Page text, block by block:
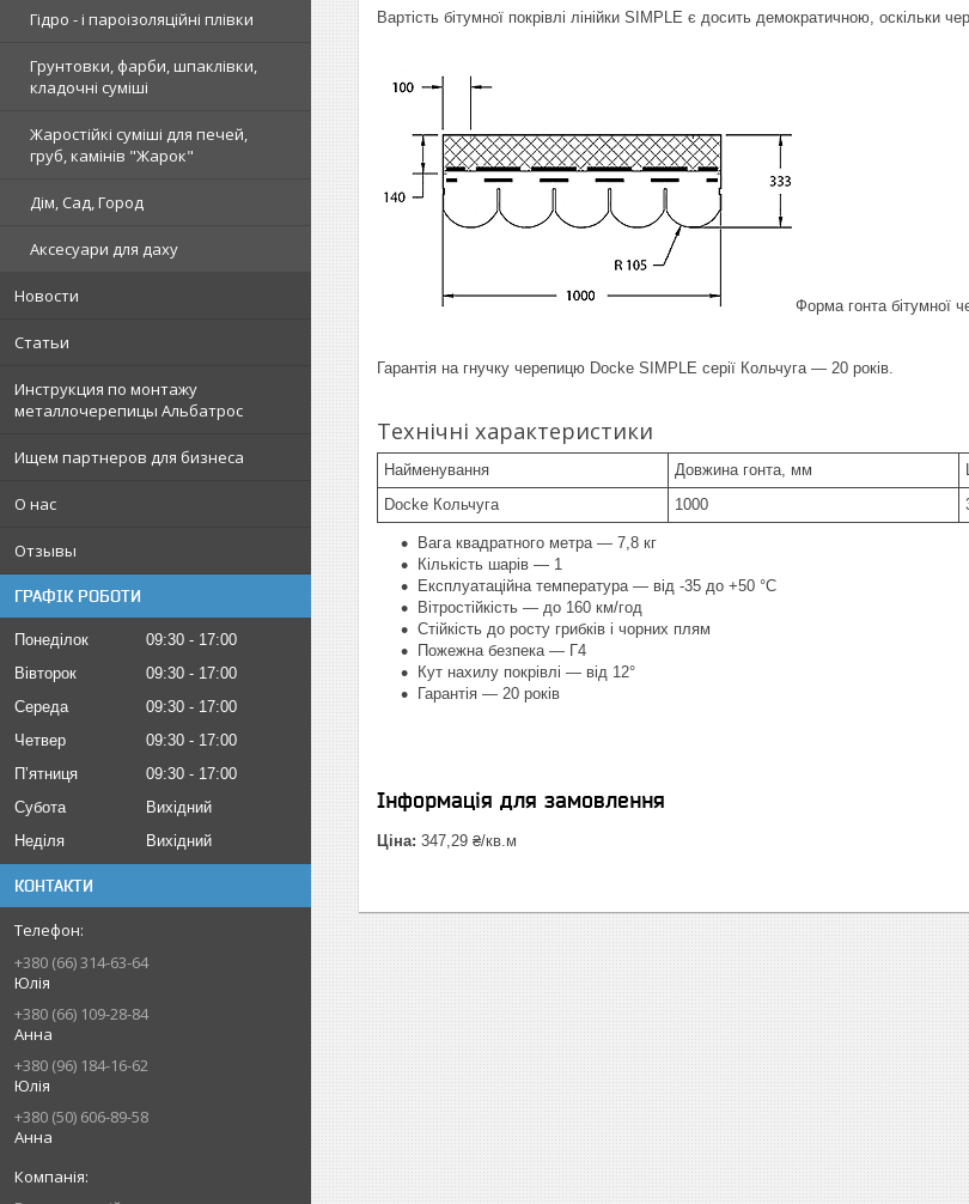
Гідро - і пароізоляційні плівки
Грунтовки, фарби, шпаклівки,
кладочні суміші
Жаростійкі суміші для печей,
груб, камінів "Жарок"
Дім, Сад, Город
Аксесуари для даху
Новости
Статьи
Инструкция по монтажу
металлочерепицы Альбатрос
Ищем партнеров для бизнеса
О нас
Отзывы
ГРАФІК РОБОТИ
Понеділок 09:30
17:00
Вівторок
09:30
17:00
Середа
09:30
17:00
Четвер
09:30
17:00
Пʼятниця
09:30
17:00
Субота
Вихідний
Неділя
Вихідний
КОНТАКТИ
+380 (66) 314-63-64
Юлія
+380 (66) 109-28-84
Анна
+380 (96) 184-16-62
Юлія
+380 (50) 606-89-58
Анна
Вартість бітумної покрівлі лінійки SIMPLE є досить демократичною, оскільки
Форма гонта бітумної
Гарантія на гнучку черепицю Docke SIMPLE серії Кольчуга — 20 років.
Технічні характеристики
Найменування Довжина гонта, мм
Docke Кольчуга
1000
Вага квадратного метра — 7,8 кг
Кількість шарів — 1
Експлуатаційна температура — від -35 до +50 °C
Вітростійкість — до 160 км/год
Стійкість до росту грибків і чорних плям
Пожежна безпека — Г4
Кут нахилу покрівлі — від 12°
Гарантія — 20 років
Інформація для замовлення
Ціна: 347,29 ₴/кв.м